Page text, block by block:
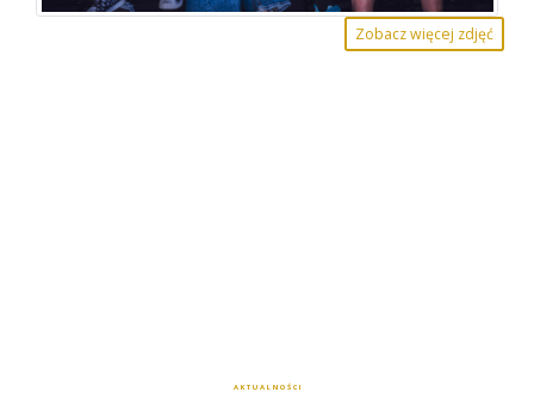
Zobacz więcej zdjęć
A K T U A L N O Ś C I